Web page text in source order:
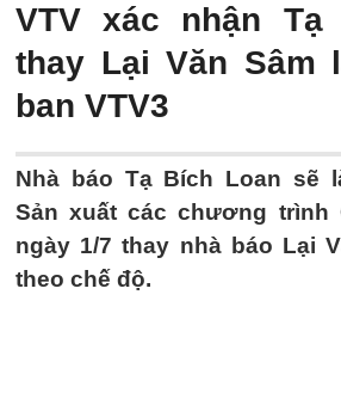
VTV xác nhận Tạ
thay Lại Văn Sâm
ban VTV3
Nhà báo Tạ Bích Loan sẽ
Sản xuất các chương trình
ngày 1/7 thay nhà báo Lại
theo chế độ.